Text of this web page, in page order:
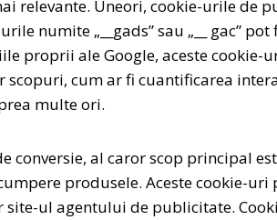
relevante. Uneori, cookie-urile de
numite „__gads” sau „__ gac”
proprii ale Google, aceste
scopuri, cum ar fi cuantificarea
multe ori.
conversie, al caror scop principal
produsele. Aceste cookie-
ul agentului de publicitate.